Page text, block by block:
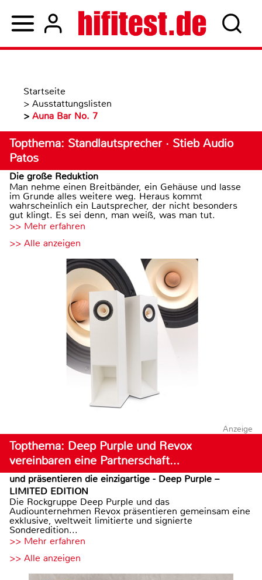
Startseite
> Ausstattungslisten
> Auna Bar No. 7
Topthema: Standlautsprecher · Stieb Audio
Patos
Die große Reduktion
Man nehme einen Breitbänder, ein Gehäuse und lasse
im Grunde alles weitere weg. Heraus kommt
wahrscheinlich ein Lautsprecher, der nicht besonders
gut klingt. Es sei denn, man weiß, was man tut.
>> Mehr erfahren
>> Alle anzeigen
Anzeige
Topthema: Deep Purple und Revox
vereinbaren eine Partnerschaft…
und präsentieren die einzigartige - Deep Purple –
LIMITED EDITION
Die Rockgruppe Deep Purple und das
Audiounternehmen Revox präsentieren gemeinsam eine
exklusive, weltweit limitierte und signierte
Sonderedition...
>> Mehr erfahren
>> Alle anzeigen